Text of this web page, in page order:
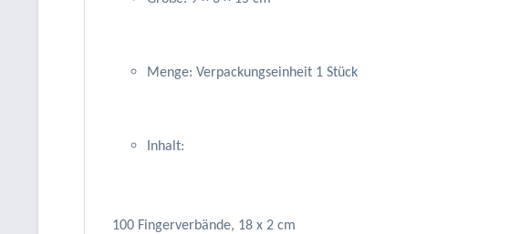
Menge: Verpackungseinheit 1 Stück
Inhalt:
100 Fingerverbände, 18 x 2 cm